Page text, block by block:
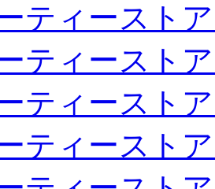
ティースト
ティースト
ティースト
ティースト